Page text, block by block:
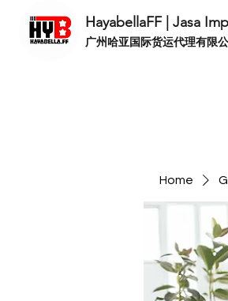
HayabellaFF | Jasa
广州哈亚国际货运代理有限公
Home